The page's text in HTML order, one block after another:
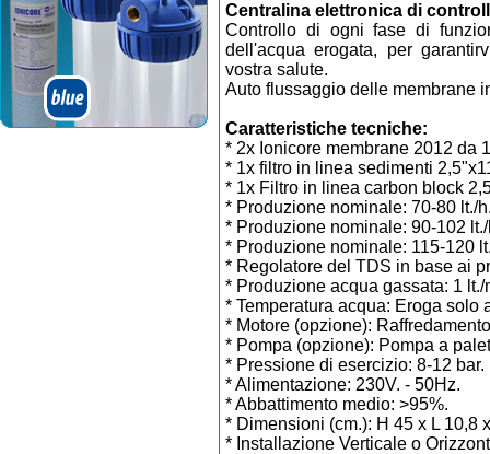
Centralina elettronica di
Controllo di ogni fase di
dell'acqua erogata, per
vostra salute.
Auto flussaggio delle membrane
Caratteristiche tecniche:
* 2x Ionicore membrane 2012 da
* 1x filtro in linea sedimenti
* 1x Filtro in linea carbon block
* Produzione nominale: 70-80 lt./
* Produzione nominale: 90-102
* Produzione nominale: 115-120
* Regolatore del TDS in base ai
* Produzione acqua gassata: 1
* Temperatura acqua: Eroga solo
* Motore (opzione):
* Pompa (opzione): Pompa a
* Pressione di esercizio: 8-12 bar.
* Alimentazione: 230V. - 50Hz.
* Abbattimento medio: >95%.
* Dimensioni (cm.): H 45 x L 10,8
* Installazione Verticale o